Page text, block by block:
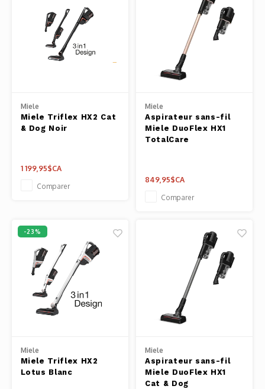
Miele
Miele Triflex HX2 Cat
& Dog Noir
1 199,95$CA
Comparer
Miele
Aspirateur sans-fil
Miele DuoFlex HX1
TotalCare
849,95$CA
Comparer
-23%
Miele
Miele Triflex HX2
Lotus Blanc
Miele
Aspirateur sans-fil
Miele DuoFlex HX1
Cat & Dog